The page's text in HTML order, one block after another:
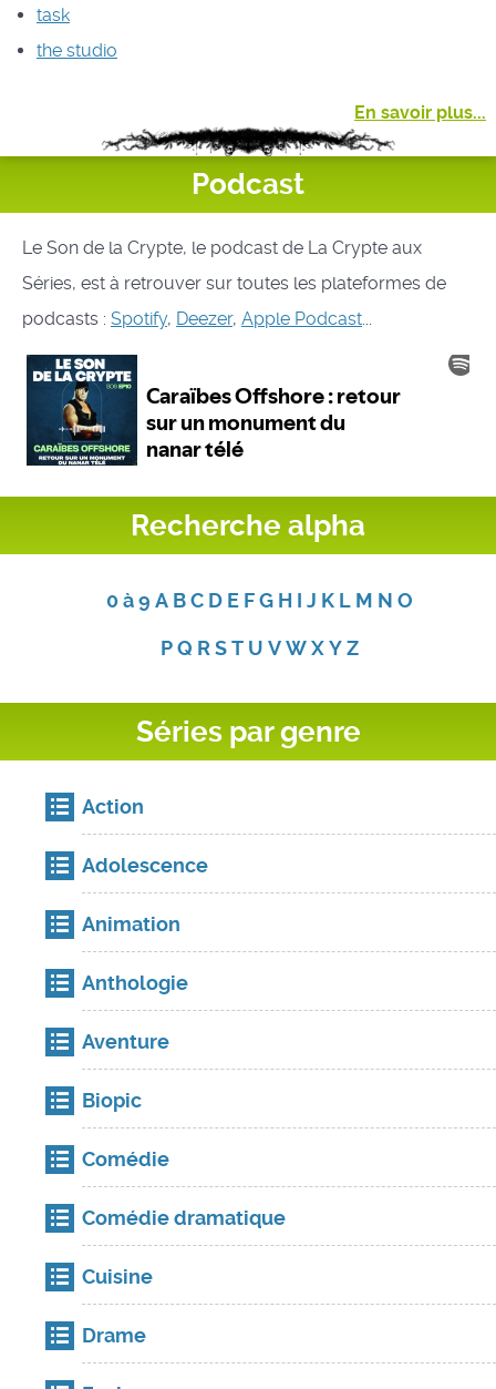
task
the studio
En savoir plus...
Podcast
Le Son de la Crypte, le podcast de La Crypte aux
Séries, est à retrouver sur toutes les plateformes de
podcasts : Spotify, Deezer, Apple Podcast...
Recherche alpha
0 à 9 A B C D E F G H I J K L M N O
P Q R S T U V W X Y Z
Séries par genre
Action
Adolescence
Animation
Anthologie
Aventure
Biopic
Comédie
Comédie dramatique
Cuisine
Drame